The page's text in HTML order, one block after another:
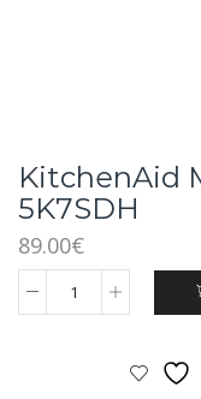
KitchenAid
5K7SDH
89.00€